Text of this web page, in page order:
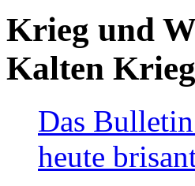
Krieg und
Kalten
Das
heute